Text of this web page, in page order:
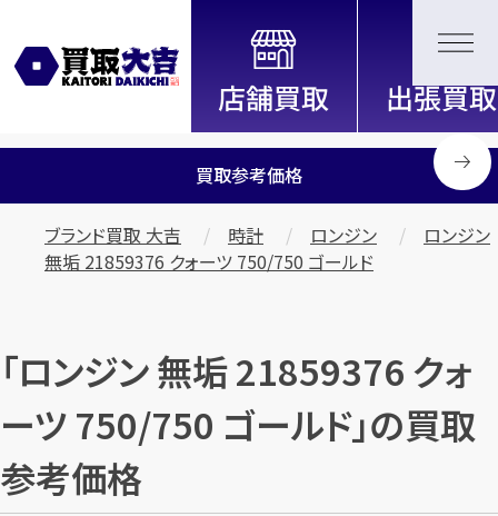
全国2200店舗以上展開中！
信頼と実績の買取専門店「買取大
吉」
買取参考価格
ブランド買取 大吉 時計 ロンジン
ロンジン
無垢 21859376 クォーツ 750/750 ゴールド
「ロンジン 無垢 21859376 クォ
ーツ 750/750 ゴールド」の買取
参考価格